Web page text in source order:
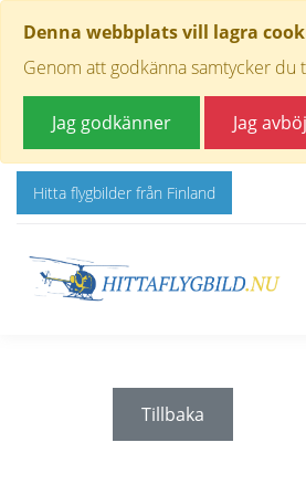
Denna webbplats vill lagra
Genom att godkänna samtycker
Jag godkänner Jag
Hitta flygbilder från Finland
Tillbaka